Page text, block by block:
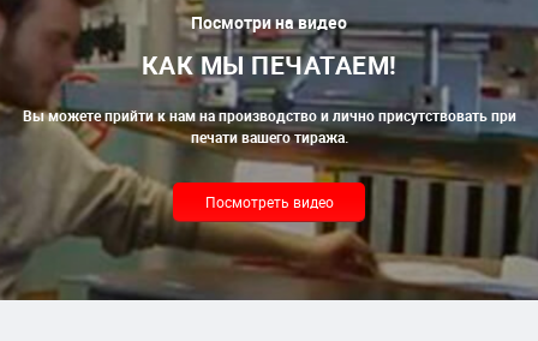
Посмотри на видео
КАК МЫ ПЕЧАТАЕМ!
Вы можете прийти к нам на производство и лично присутствовать при
печати вашего тиража.
Посмотреть видео